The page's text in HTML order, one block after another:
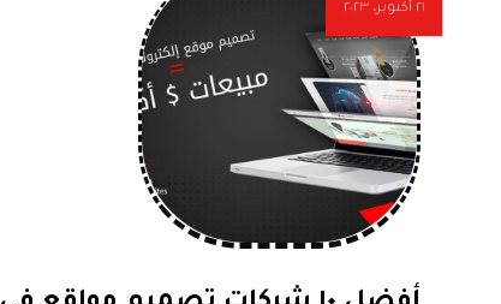
٢١ أكتوبر، ٢٠٢٣